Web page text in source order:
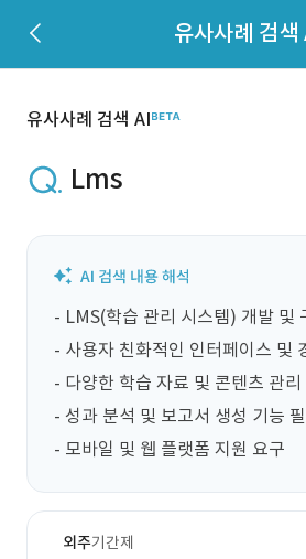
유사사례 검색
유사사례 검색 AI
Lms
- LMS(학습 관리 시스템) 개발 및
- 사용자 친화적인 인터페이스 및
- 다양한 학습 자료 및 콘텐츠 관
- 성과 분석 및 보고서 생성 기능
- 모바일 및 웹 플랫폼 지원 요구
외주기간제